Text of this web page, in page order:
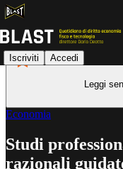
Iscriviti Accedi
Leggi
Economia
Studi
razionali